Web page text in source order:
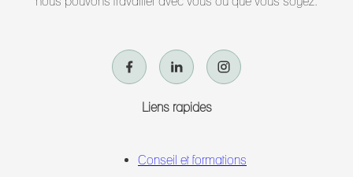
Liens rapides
Conseil et formations